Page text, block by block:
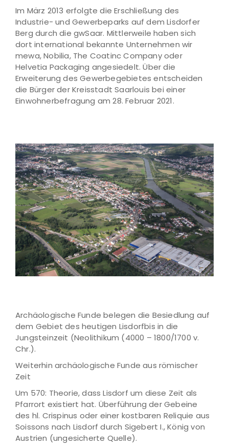
Im März 2013 erfolgte die Erschließung des
Industrie- und Gewerbeparks auf dem Lisdorfer
Berg durch die gwSaar. Mittlerweile haben sich
dort international bekannte Unternehmen wir
mewa, Nobilia, The Coatinc Company oder
Helvetia Packaging angesiedelt. Über die
Erweiterung des Gewerbegebietes entscheiden
die Bürger der Kreisstadt Saarlouis bei einer
Einwohnerbefragung am 28. Februar 2021.
Archäologische Funde belegen die Besiedlung auf
dem Gebiet des heutigen Lisdorfbis in die
Jungsteinzeit (Neolithikum (4000 – 1800/1700 v.
Chr.).
Weiterhin archäologische Funde aus römischer
Zeit
Um 570: Theorie, dass Lisdorf um diese Zeit als
Pfarrort existiert hat. Überführung der Gebeine
des hl. Crispinus oder einer kostbaren Reliquie aus
Soissons nach Lisdorf durch Sigebert I., König von
Austrien (ungesicherte Quelle).